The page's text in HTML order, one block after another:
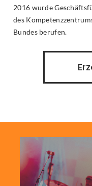
2016 wurde
des
Bundes berufen.